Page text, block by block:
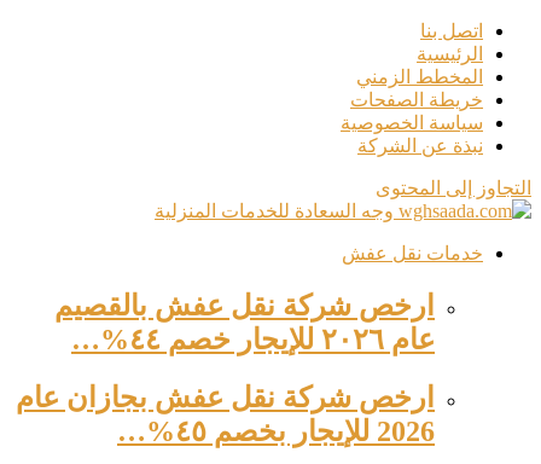
اتصل بنا
الرئيسية
المخطط الزمني
خريطة الصفحات
سياسة الخصوصية
نبذة عن الشركة
التجاوز إلى المحتوى
خدمات نقل عفش
ارخص شركة نقل عفش بالقصيم
عام ٢٠٢٦ للإيجار خصم ٤٤%…
ارخص شركة نقل عفش بجازان عام
2026 للإيجار بخصم ٤٥%…